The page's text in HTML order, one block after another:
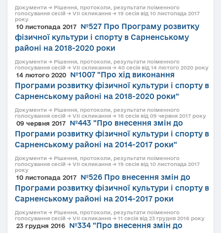
Документи → Рішення, протоколи, результати поіменного
голосування сесій → VII скликання → 19 сесія від 10 листопада 2017
року
10 листопада 2017
№527 Про Програму розвитку
фізичної культури і спорту в Сарненському
районі на 2018-2020 роки
Документи → Рішення, протоколи, результати поіменного
голосування сесій → VII скликання → 40 сесія від 14 лютого 2020 року
14 лютого 2020
№1007 "Про хід виконання
Програми розвитку фізичної культури і спорту в
Сарненському районі на 2018-2020 роки"
Документи → Рішення, протоколи, результати поіменного
голосування сесій → VII скликання → 16 сесія від 09 червня 2017 року
09 червня 2017
№443 "Про внесення змін до
Програми розвитку фізичної культури і спорту в
Сарненському районі на 2014-2017 роки"
Документи → Рішення, протоколи, результати поіменного
голосування сесій → VII скликання → 19 сесія від 10 листопада 2017
року
10 листопада 2017
№526 Про внесення змін до
Програми розвитку фізичної культури і спорту в
Сарненському районі на 2014-2017 роки
Документи → Рішення, протоколи, результати поіменного
голосування сесій → VII скликання → 11 сесія від 23 грудня 2016 року
23 грудня 2016
№334 "Про внесення змін до